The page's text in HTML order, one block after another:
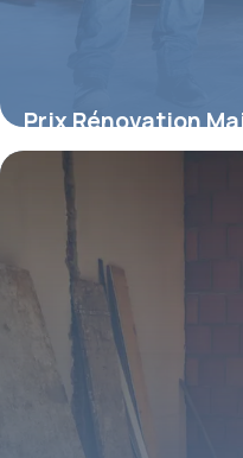
Prix Rénovation
2026
16 mai 2026